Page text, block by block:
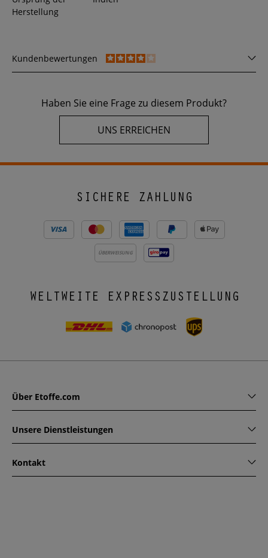
Herstellung
Kundenbewertungen
Haben Sie eine Frage zu diesem Produkt?
UNS ERREICHEN
SICHERE ZAHLUNG
ÜBERWEISUNG
WELTWEITE EXPRESSZUSTELLUNG
Über Etoffe.com
Unsere Dienstleistungen
Kontakt